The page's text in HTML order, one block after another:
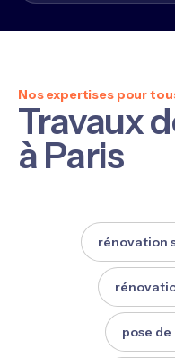
Nos expertises pour
Travaux
à Paris
rénovation
pose